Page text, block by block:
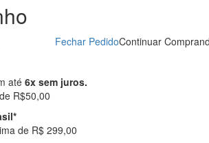
Fechar PedidoContinuar
até 6x sem juros.
R$50,00
de R$ 299,00